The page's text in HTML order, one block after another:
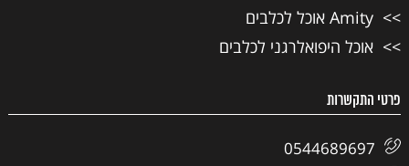
Amity אוכל לכלבים
אוכל היפואלרגני לכלבים
פרטי התקשרות
0544689697